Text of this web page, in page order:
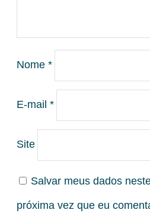
Nome *
E-mail *
Site
Salvar meus dados
próxima vez que eu